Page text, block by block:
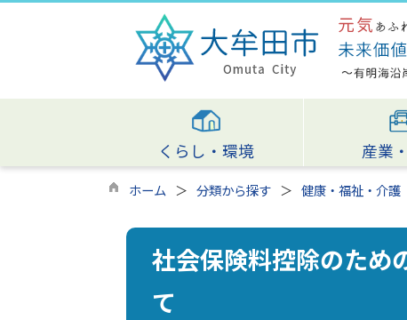
くらし・環境 産業
ホーム 分類から探す 健康・福祉・介護
社会保険料控除のため
て